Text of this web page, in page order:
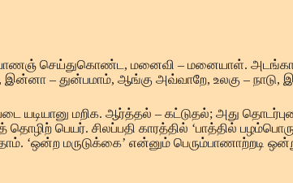
செய்துகொண்ட, மனைவி – மனையாள்.
– துன்பமாம், ஆங்கு அவ்வாறே, உலகு – நாடு,
யடியானு மறிக. ஆர்த்தல் – கட்டுதல்; அது
பெயர். சிலப்பதி காரத்தில் ‘பாத்தில்
‘ஒன்ற மருடுக்கை’ என்னும் பெரும்பாணாற்றடி